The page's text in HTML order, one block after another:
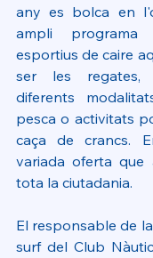
any es bolca en
ampli programa
esportius de caire
ser les regates,
diferents
pesca o activitats
caça de crancs.
variada oferta
tota la ciutadania.
El responsable de
surf del Club